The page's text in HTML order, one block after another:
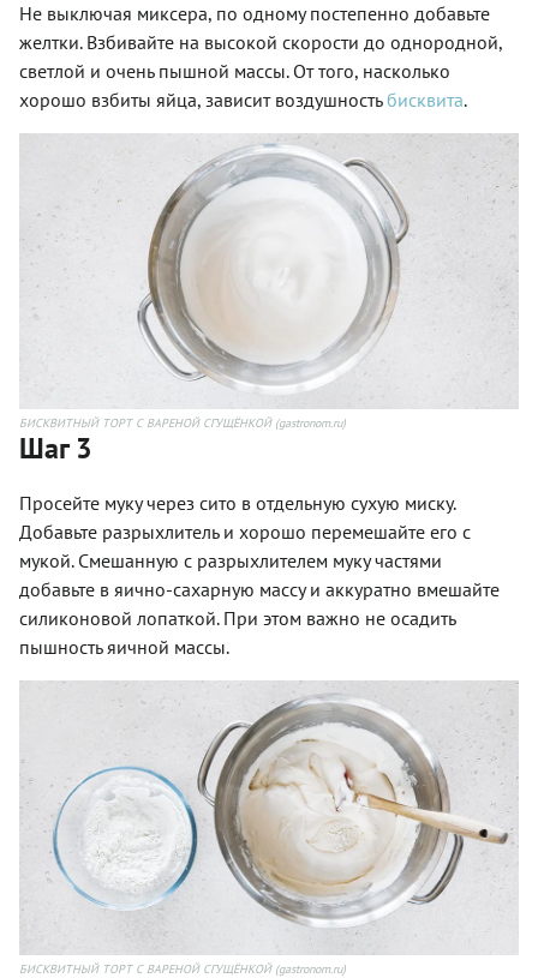
Не выключая миксера, по одному постепенно добавьте
желтки. Взбивайте на высокой скорости до однородной,
светлой и очень пышной массы. От того, насколько
хорошо взбиты яйца, зависит воздушностьбисквита.
БИСКВИТНЫЙ ТОРТ С ВАРЕНОЙ СГУЩЁНКОЙ (gastronom.ru)
Шаг 3
Просейте муку через сито в отдельную сухую миску.
Добавьте разрыхлитель и хорошо перемешайте его с
мукой. Смешанную с разрыхлителем муку частями
добавьте в яично-сахарную массу и аккуратно вмешайте
силиконовой лопаткой. При этом важно не осадить
пышность яичной массы.
БИСКВИТНЫЙ ТОРТ С ВАРЕНОЙ СГУЩЁНКОЙ (gastronom.ru)